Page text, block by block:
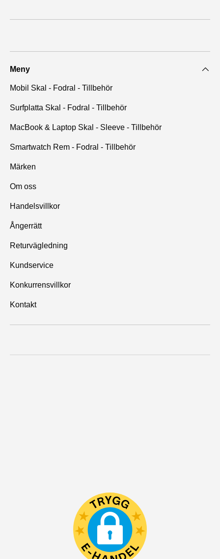
Meny
Mobil Skal - Fodral - Tillbehör
Surfplatta Skal - Fodral - Tillbehör
MacBook & Laptop Skal - Sleeve - Tillbehör
Smartwatch Rem - Fodral - Tillbehör
Märken
Om oss
Handelsvillkor
Ångerrätt
Returvägledning
Kundservice
Konkurrensvillkor
Kontakt